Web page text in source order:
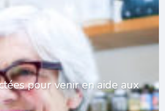
pour venir en aide aux